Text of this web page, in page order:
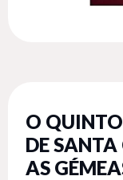
O
DE
AS